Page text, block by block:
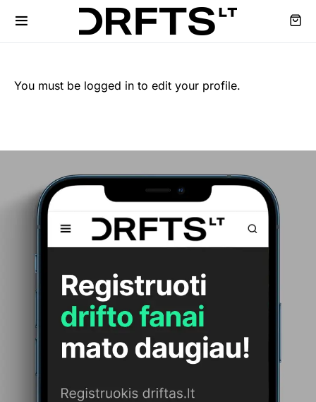
You must be logged in to edit your profile.